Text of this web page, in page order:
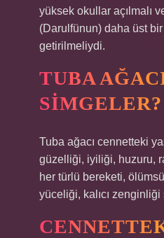
yüksek okullar açılmalı
(Darulfünun) daha üst
getirilmeliydi.
TUBA
SIMGELER?
Tuba ağacı cennetteki
güzelliği, iyiliği, huzuru,
her türlü bereketi,
yüceliği, kalıcı zenginliği